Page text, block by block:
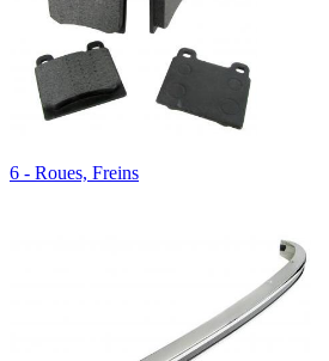
6 - Roues, Freins